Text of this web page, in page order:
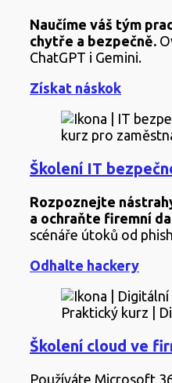
Naučíme váš tým
chytře a bezpečně.
ChatGPT i Gemini.
Získat náskok
Školení IT
Rozpoznejte
a ochraňte firemní
scénáře útoků od
Odhalte hackery
Školení cloud ve
Používáte Microsoft